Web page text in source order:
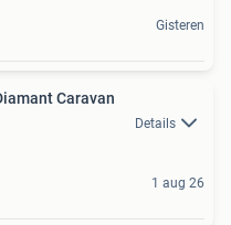
Gisteren
Caravan
Details
1 aug 26